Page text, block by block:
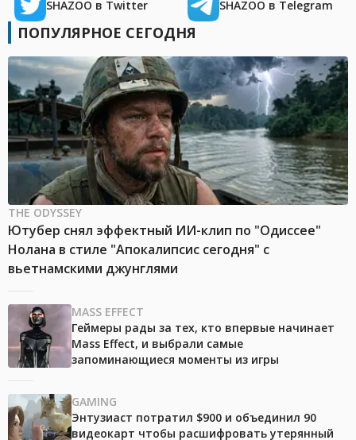
SHAZOO в Twitter SHAZOO в Telegram
ПОПУЛЯРНОЕ СЕГОДНЯ
THE ODYSSEY
Ютубер снял эффектный ИИ-клип по "Одиссее"
Нолана в стиле "Апокалипсис сегодня" с
вьетнамскими джунглями
MASS EFFECT
Геймеры рады за тех, кто впервые начинает
Mass Effect, и выбрали самые
запоминающиеся моменты из игры
GAMING
Энтузиаст потратил $900 и объединил 90
видеокарт чтобы расшифровать утерянный